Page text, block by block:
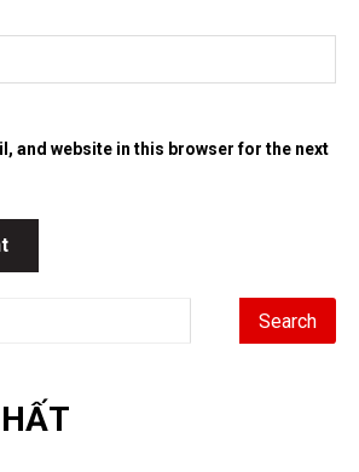
and website in this browser for the next